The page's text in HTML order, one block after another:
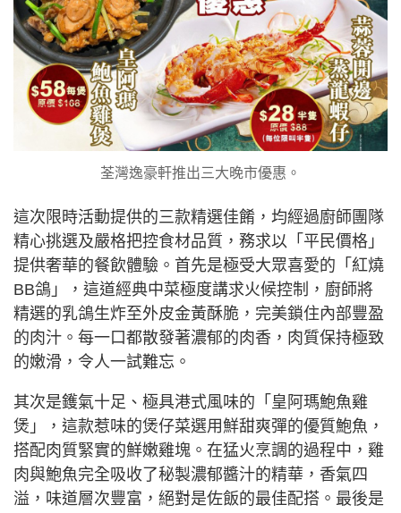
荃灣逸豪軒推出三大晚市優惠。
這次限時活動提供的三款精選佳餚，均經過廚師團隊
精心挑選及嚴格把控食材品質，務求以「平民價格」
提供奢華的餐飲體驗。首先是極受大眾喜愛的「紅燒
BB鴿」，這道經典中菜極度講求火候控制，廚師將
精選的乳鴿生炸至外皮金黃酥脆，完美鎖住內部豐盈
的肉汁。每一口都散發著濃郁的肉香，肉質保持極致
的嫩滑，令人一試難忘。
其次是鑊氣十足、極具港式風味的「皇阿瑪鮑魚雞
煲」，這款惹味的煲仔菜選用鮮甜爽彈的優質鮑魚，
搭配肉質緊實的鮮嫩雞塊。在猛火烹調的過程中，雞
肉與鮑魚完全吸收了秘製濃郁醬汁的精華，香氣四
溢，味道層次豐富，絕對是佐飯的最佳配搭。最後是